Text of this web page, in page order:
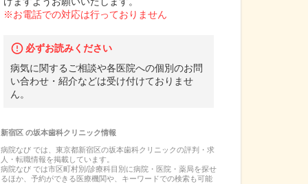
※お電話での対応は行っておりません
必ずお読みください
病気に関するご相談や各医院への個別のお問
い合わせ・紹介などは受け付けておりませ
ん。
新宿区の坂本歯科クリニック情報
病院なび では、 東京都新宿区の坂本歯科クリニックの評判・求
人・転職情報を掲載しています。
病院なび では市区町村別/診療科目別に病院・医院・薬局を探せ
るほか、予約ができる医療機関や、キーワードでの検索も可能